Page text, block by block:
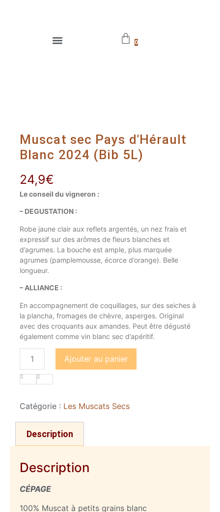
0
Muscat sec Pays d'Hérault
Blanc 2024 (Bib 5L)
24,9€
Le conseil du vigneron :
– DEGUSTATION :
Robe jaune clair aux reflets argentés, un nez frais et
expressif sur des arômes de fleurs blanches et
d’agrumes. La bouche est ample, plus marquée
agrumes (pamplemousse, écorce d’orange). Belle
longueur.
– ALLIANCE :
En accompagnement de coquillages, sur des seiches à
la plancha, fromages de chèvre, asperges. Original
avec des croquants aux amandes. Peut être dégusté
également comme vin blanc sec d’apéritif.
Ajouter au panier
Catégorie : Les Muscats Secs
Description
Description
CÉPAGE
100% Muscat à petits grains blanc